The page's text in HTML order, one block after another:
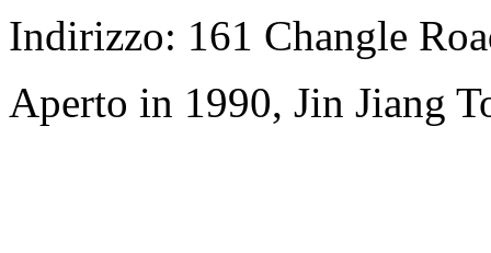
Indirizzo: 161 Changle
Aperto in 1990, Jin Jiang